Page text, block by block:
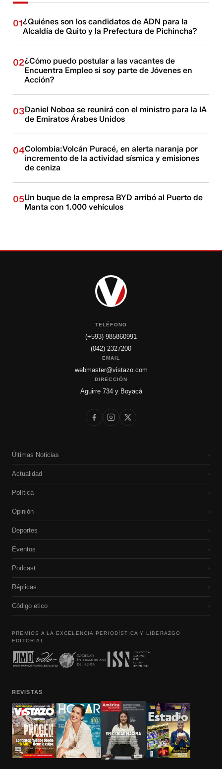
01¿Quiénes son los candidatos de ADN para la
Alcaldía de Quito y la Prefectura de Pichincha?
02¿Cómo puedo postular a las vacantes de
Encuentra Empleo si soy parte de Jóvenes en
Acción?
03Daniel Noboa se reunirá con el ministro para la IA
de Emiratos Árabes Unidos
04Colombia:Volcán Puracé, en alerta naranja por
incremento de la actividad sísmica y emisiones
de ceniza
05Un buque de la empresa BYD arribó al Puerto de
Manta con 1.000 vehículos
TELÉFONO
(+593) 985860991
(042) 2327200
EMAIL
webmaster@vistazo.com
DIRECCIÓN
Aguirre 734 y Boyacá
Últimas Noticias ›
Actualidad ›
Política ›
Opinión ›
Deportes ›
Eventos ›
Podcast ›
Réplicas ›
Código etico ›
PREMIOS A LA EXCELENCIA PERIODÍSTICA Y LIDERAZGO
EDITORIAL
REVISTAS